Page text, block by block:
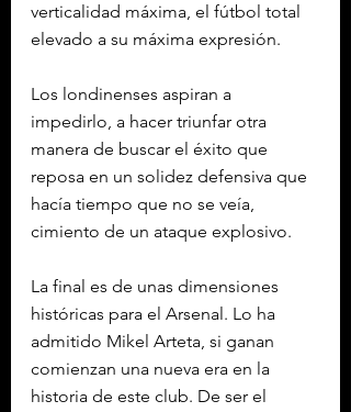
verticalidad máxima, el fútbol total
elevado a su máxima expresión.
Los londinenses aspiran a
impedirlo, a hacer triunfar otra
manera de buscar el éxito que
reposa en un solidez defensiva que
hacía tiempo que no se veía,
cimiento de un ataque explosivo.
La final es de unas dimensiones
históricas para el Arsenal. Lo ha
admitido Mikel Arteta, si ganan
comienzan una nueva era en la
historia de este club. De ser el